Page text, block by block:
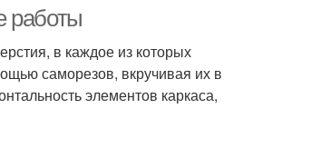
работы
в каждое из которых
саморезов, вкручивая их в
элементов каркаса,